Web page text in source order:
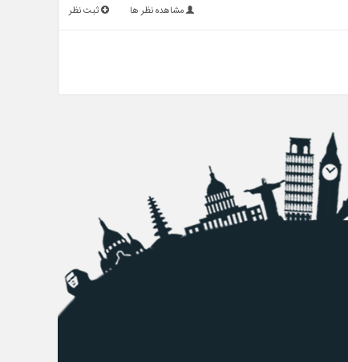
ثبت نظر مشاهده نظر ها